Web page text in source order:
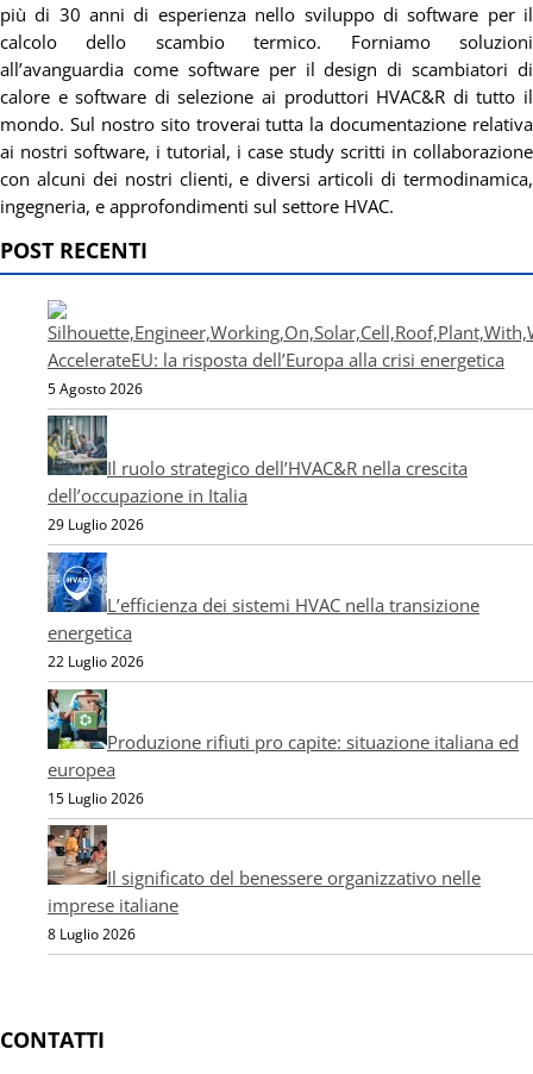
più di 30 anni di esperienza nello sviluppo di software per il
calcolo dello scambio termico. Forniamo soluzioni
all’avanguardia come software per il design di scambiatori di
calore e software di selezione ai produttori HVAC&R di tutto il
mondo. Sul nostro sito troverai tutta la documentazione relativa
ai nostri software, i tutorial, i case study scritti in collaborazione
con alcuni dei nostri clienti, e diversi articoli di termodinamica,
ingegneria, e approfondimenti sul settore HVAC.
POST RECENTI
AccelerateEU: la risposta dell’Europa alla crisi energetica
5 Agosto 2026
Il ruolo strategico dell’HVAC&R nella crescita
dell’occupazione in Italia
29 Luglio 2026
L’efficienza dei sistemi HVAC nella transizione
energetica
22 Luglio 2026
Produzione rifiuti pro capite: situazione italiana ed
europea
15 Luglio 2026
Il significato del benessere organizzativo nelle
imprese italiane
8 Luglio 2026
CONTATTI